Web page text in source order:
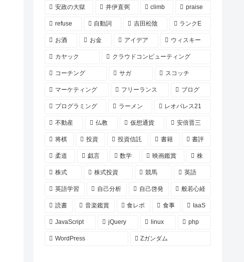
安政の大獄 井伊直弼 climb praise
refuse 自動詞 吉田松陰 ランクE
お酒 お金 アイデア ウィスキー
カヤック クラウドコンピューティング
コーチング サガ スコッチ
マーケティング フリーランス ブログ
プログラミング ラーメン レオパレス21
不動産 仏教 仮想通貨 安倍晋三
将棋 投資 投資信託 書籍 書評
柔道 戯言 数学 映画鑑賞 株
株式 株式投資 競馬 英語
英語学習 自己分析 自己啓発 般若心経
読書 音楽鑑賞 食レポ 食事 IaaS
JavaScript jQuery linux php
WordPress Zガンダム